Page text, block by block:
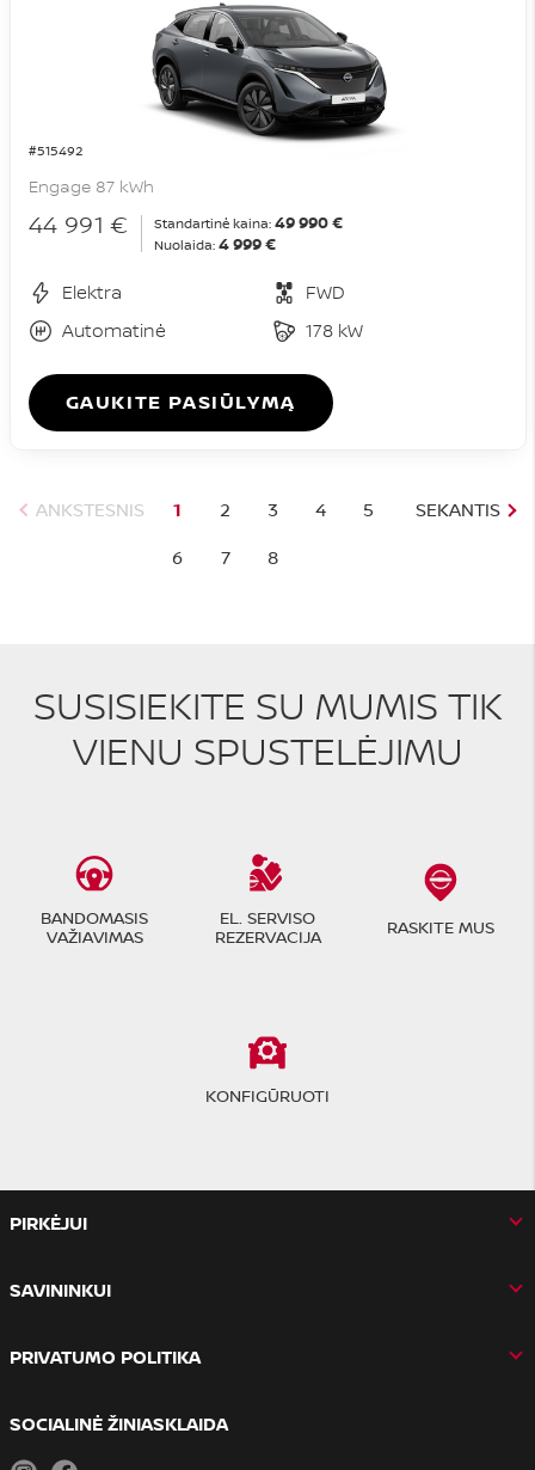
#515492
Engage 87 kWh
44 991 € Standartinė kaina: 49 990 €
Nuolaida: 4 999 €
Elektra
FWD
Automatinė
178 kW
GAUKITE PASIŪLYMĄ
ANKSTESNIS SEKANTIS
1 2 3 4
5
6
7 8
SUSISIEKITE SU MUMIS TIK
VIENU SPUSTELĖJIMU
BANDOMASIS
VAŽIAVIMAS
EL. SERVISO
REZERVACIJA
RASKITE MUS
KONFIGŪRUOTI
PIRKĖJUI
SAVININKUI
PRIVATUMO POLITIKA
SOCIALINĖ ŽINIASKLAIDA